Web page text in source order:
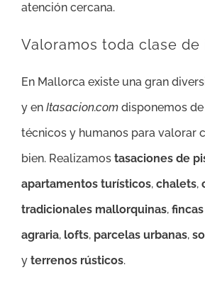
atención cercana.
Valoramos toda clase de
En Mallorca existe una gran
y en Itasacion.com disponemos
técnicos y humanos para valorar
bien. Realizamos tasaciones de
apartamentos turísticos, chalets,
tradicionales mallorquinas,
agraria, lofts, parcelas urbanas,
y terrenos rústicos.